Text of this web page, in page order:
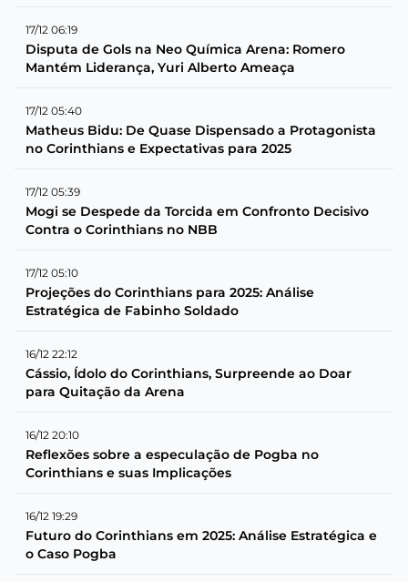
17/12 06:19
Disputa de Gols na Neo Química Arena: Romero
Mantém Liderança, Yuri Alberto Ameaça
17/12 05:40
Matheus Bidu: De Quase Dispensado a Protagonista
no Corinthians e Expectativas para 2025
17/12 05:39
Mogi se Despede da Torcida em Confronto Decisivo
Contra o Corinthians no NBB
17/12 05:10
Projeções do Corinthians para 2025: Análise
Estratégica de Fabinho Soldado
16/12 22:12
Cássio, Ídolo do Corinthians, Surpreende ao Doar
para Quitação da Arena
16/12 20:10
Reflexões sobre a especulação de Pogba no
Corinthians e suas Implicações
16/12 19:29
Futuro do Corinthians em 2025: Análise Estratégica e
o Caso Pogba